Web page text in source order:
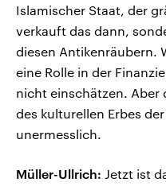
Islamischer Staat, der
verkauft das dann,
diesen Antikenräubern.
eine Rolle in der
nicht einschätzen. Aber
des kulturellen Erbes
unermesslich.
Müller-Ullrich: Jetzt ist